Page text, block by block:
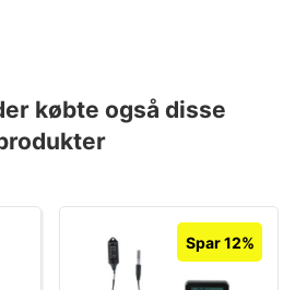
købte også disse
Spar 12%